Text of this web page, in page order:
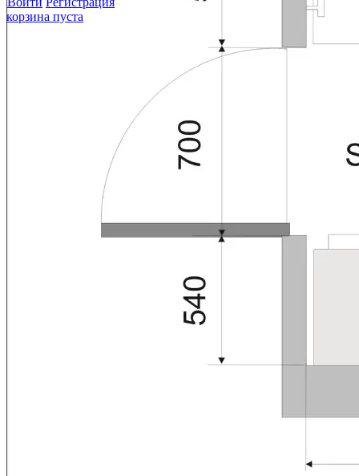
корзина пуста